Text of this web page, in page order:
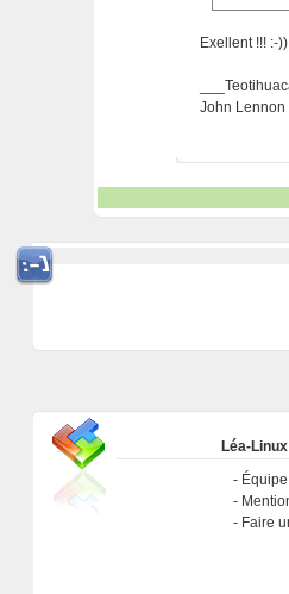
Exellent !!! :-))
John Lennon
Léa-Linux
Faire